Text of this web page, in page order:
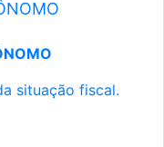
situação fiscal.